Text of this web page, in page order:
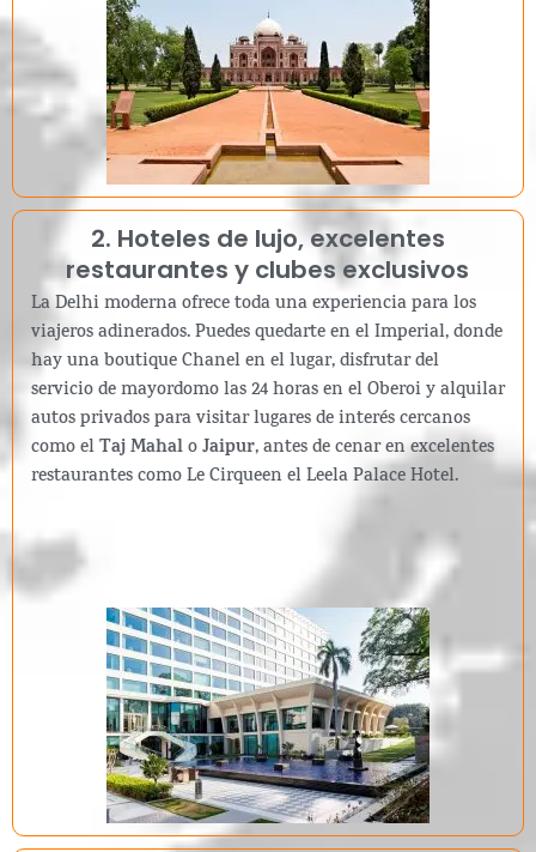
2. Hoteles de lujo, excelentes
restaurantes y clubes exclusivos
La Delhi moderna ofrece toda una experiencia para los
viajeros adinerados. Puedes quedarte en el Imperial, donde
hay una boutique Chanel en el lugar, disfrutar del
servicio de mayordomo las 24 horas en el Oberoi y alquilar
autos privados para visitar lugares de interés cercanos
como elTaj MahaloJaipur, antes de cenar en excelentes
restaurantes como Le Cirqueen el Leela Palace Hotel.